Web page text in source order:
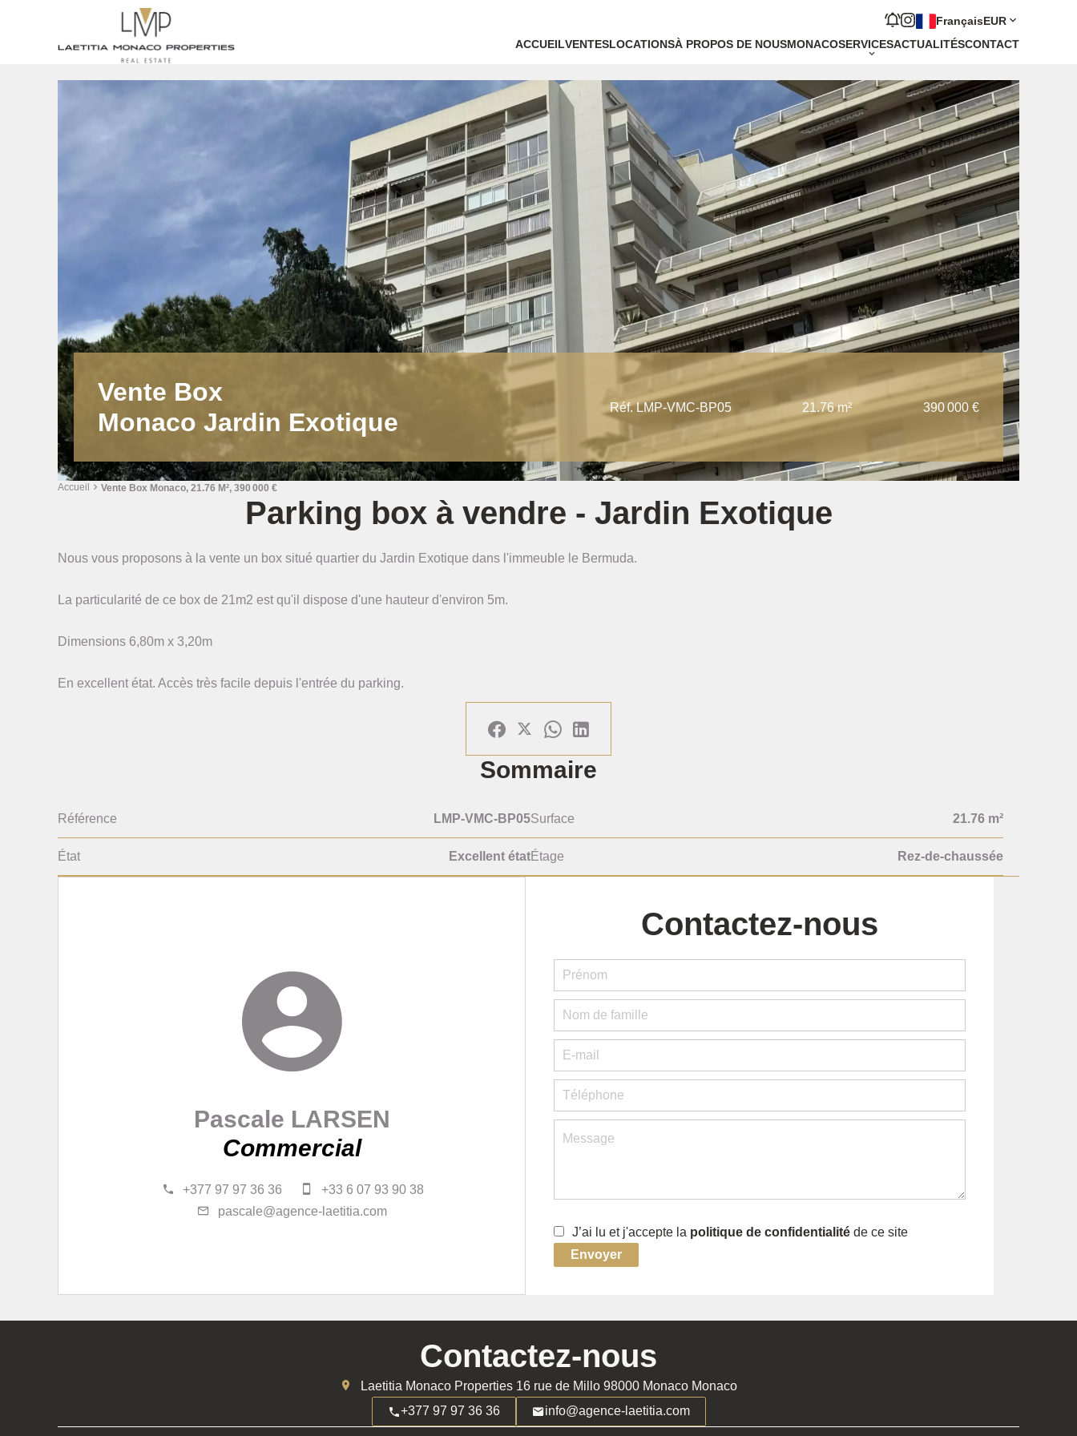
FrançaisEUR
ACCUEILVENTESLOCATIONSÀ PROPOS DE NOUSMONACOSERVICESACTUALITÉSCONTACT
Vente Box
Monaco Jardin Exotique
Réf. LMP-VMC-BP05 21.76 m² 390 000 €
Accueil Vente Box Monaco, 21.76 M², 390 000 €
Parking box à vendre - Jardin Exotique
Nous vous proposons à la vente un box situé quartier du Jardin Exotique dans l'immeuble le Bermuda.
La particularité de ce box de 21m2 est qu'il dispose d'une hauteur d'environ 5m.
Dimensions 6,80m x 3,20m
En excellent état. Accès très facile depuis l'entrée du parking.
Sommaire
Référence LMP-VMC-BP05Surface 21.76 m²
État Excellent étatÉtage Rez-de-chaussée
Pascale LARSEN
Commercial
+377 97 97 36 36
+33 6 07 93 90 38
pascale@agence-laetitia.com
Contactez-nous
J’ai lu et j'accepte la politique de confidentialité de ce site
Envoyer
Contactez-nous
Laetitia Monaco Properties 16 rue de Millo 98000 Monaco Monaco
+377 97 97 36 36
info@agence-laetitia.com